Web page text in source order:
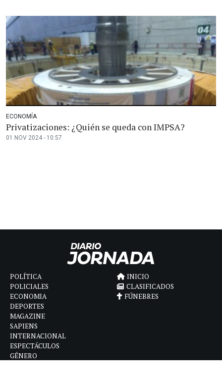
ECONOMÍA
Privatizaciones: ¿Quién se queda con IMPSA?
01 NOV 2024 - 10:57
POLÍTICA
POLICIALES
ECONOMIA
DEPORTES
MAGAZINE
SAPIENS
INTERNACIONAL
ESPECTÁCULOS
GÉNERO
INICIO
CLASIFICADOS
FÚNEBRES